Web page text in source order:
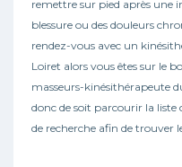
remettre sur pied après une
blessure ou des douleurs
rendez-vous avec un
Loiret alors vous êtes sur le
masseurs-kinésithérapeute
donc de soit parcourir la liste
de recherche afin de trouver